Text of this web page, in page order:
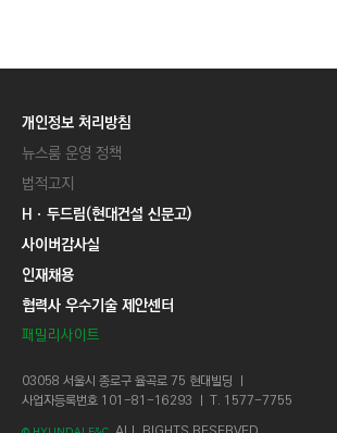
개인정보 처리방침
뉴스룸 운영 정책
법적고지
Hㆍ두드림(현대건설 신문고)
사이버감사실
인재채용
협력사 우수기술 제안센터
패밀리사이트
03058 서울시 종로구 율곡로 75 현대빌딩 ㅣ
사업자등록번호 101-81-16293 ㅣ T. 1577-7755